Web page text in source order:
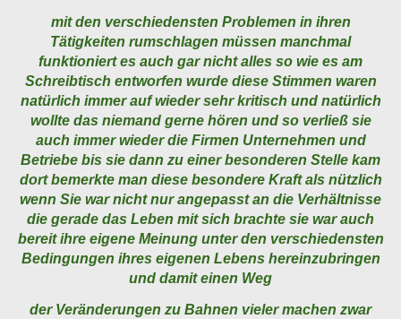
mit den verschiedensten Problemen in ihren
Tätigkeiten rumschlagen müssen manchmal
funktioniert es auch gar nicht alles so wie es am
Schreibtisch entworfen wurde diese Stimmen waren
natürlich immer auf wieder sehr kritisch und natürlich
wollte das niemand gerne hören und so verließ sie
auch immer wieder die Firmen Unternehmen und
Betriebe bis sie dann zu einer besonderen Stelle kam
dort bemerkte man diese besondere Kraft als nützlich
wenn Sie war nicht nur angepasst an die Verhältnisse
die gerade das Leben mit sich brachte sie war auch
bereit ihre eigene Meinung unter den verschiedensten
Bedingungen ihres eigenen Lebens hereinzubringen
und damit einen Weg
der Veränderungen zu Bahnen vieler machen zwar